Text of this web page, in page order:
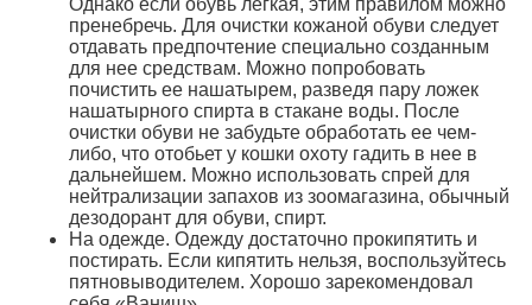
Однако если обувь легкая, этим правилом можно
пренебречь. Для очистки кожаной обуви следует
отдавать предпочтение специально созданным
для нее средствам. Можно попробовать
почистить ее нашатырем, разведя пару ложек
нашатырного спирта в стакане воды. После
очистки обуви не забудьте обработать ее чем-
либо, что отобьет у кошки охоту гадить в нее в
дальнейшем. Можно использовать спрей для
нейтрализации запахов из зоомагазина, обычный
дезодорант для обуви, спирт.
На одежде. Одежду достаточно прокипятить и
постирать. Если кипятить нельзя, воспользуйтесь
пятновыводителем. Хорошо зарекомендовал